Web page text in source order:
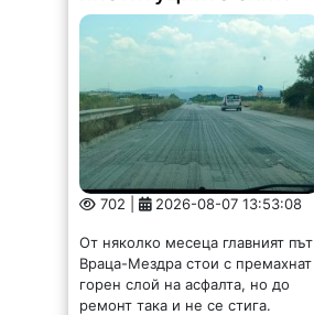
702 | 2026-08-07 13:53:08
От няколко месеца главният път
Враца-Мездра стои с премахнат
горен слой на асфалта, но до
ремонт така и не се стига.